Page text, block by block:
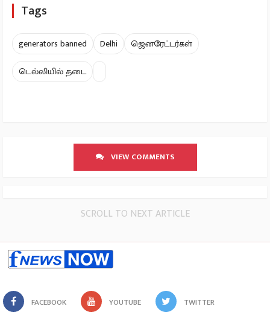
Tags
generators banned Delhi
ஜெனரேட்டர்கள்
டெல்லியில் தடை
VIEW COMMENTS
SCROLL TO NEXT ARTICLE
FACEBOOK YOUTUBE TWITTER